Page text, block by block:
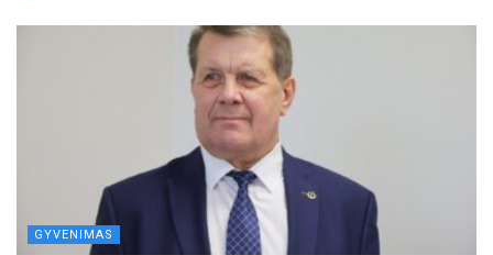
GYVENIMAS